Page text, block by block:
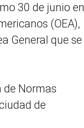
30 de junio en
(OEA),
General que se
de Normas
de